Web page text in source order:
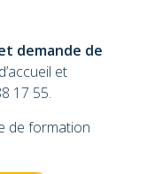
demande de
et
17 55.
de formation